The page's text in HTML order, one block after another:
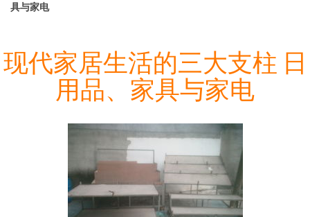
具与家电
现代家居生活的三大支柱 日
用品、家具与家电